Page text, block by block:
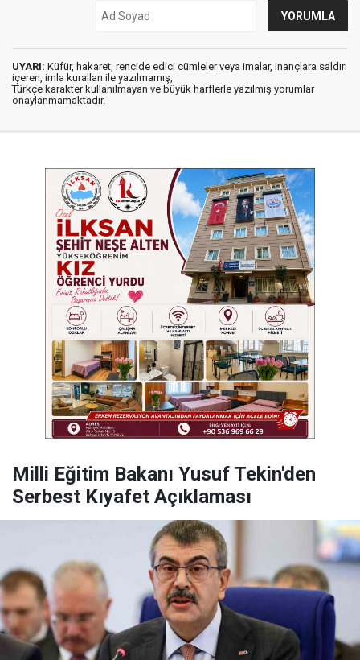
UYARI: Küfür, hakaret, rencide edici cümleler veya imalar, inançlara saldırı
içeren, imla kuralları ile yazılmamış,
Türkçe karakter kullanılmayan ve büyük harflerle yazılmış yorumlar
onaylanmamaktadır.
Milli Eğitim Bakanı Yusuf Tekin'den
Serbest Kıyafet Açıklaması